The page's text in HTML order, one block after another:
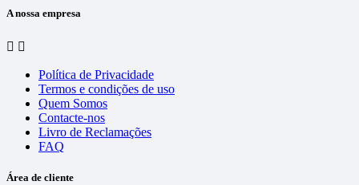
A nossa empresa
 
Política de Privacidade
Termos e condições de uso
Quem Somos
Contacte-nos
Livro de Reclamações
FAQ
Área de cliente